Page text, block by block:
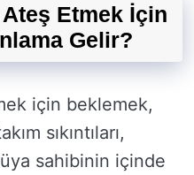
Etmek İçin
Gelir?
için beklemek,
sıkıntıları,
sahibinin içinde